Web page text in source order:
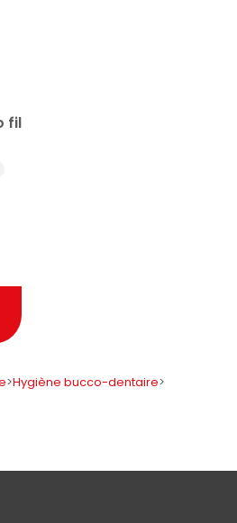
pour enfants
tous les filtres
fil
>Hygiène bucco-dentaire>